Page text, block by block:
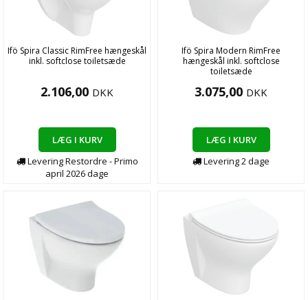
Ifö Spira Classic RimFree hængeskål
inkl. softclose toiletsæde
2.106,00 DKK
LÆG I KURV
LeveringRestordre - Primo
april 2026dage
Ifö Spira Modern RimFree
hængeskål inkl. softclose
toiletsæde
3.075,00 DKK
LÆG I KURV
Levering2dage